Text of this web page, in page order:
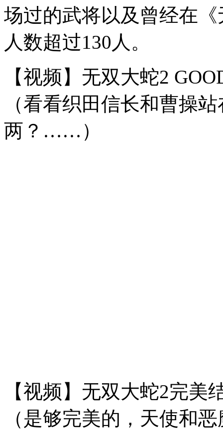
场过的武将以及曾经在
人数超过130人。
【视频】无双大蛇2
（看看织田信长和曹操
两？……）
【视频】无双大蛇2完美
（是够完美的，天使和